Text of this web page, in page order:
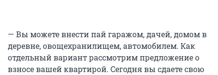
— Вы можете внести пай гаражом, дачей, домом в
деревне, овощехранилищем, автомобилем. Как
отдельный вариант рассмотрим предложение о
взносе вашей квартирой. Сегодня вы сдаете свою